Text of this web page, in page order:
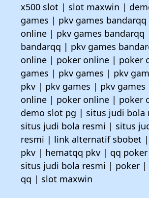
x500 slot | slot maxwin |
games | pkv games bandarqq
online | pkv games bandarqq
bandarqq | pkv games
online | poker online | poker
games | pkv games | pkv
pkv | pkv games | pkv games
online | poker online | poker
demo slot pg | situs judi bola
situs judi bola resmi | situs
resmi | link alternatif sbobet |
pkv | hematqq pkv | qq
situs judi bola resmi | poker |
qq | slot maxwin